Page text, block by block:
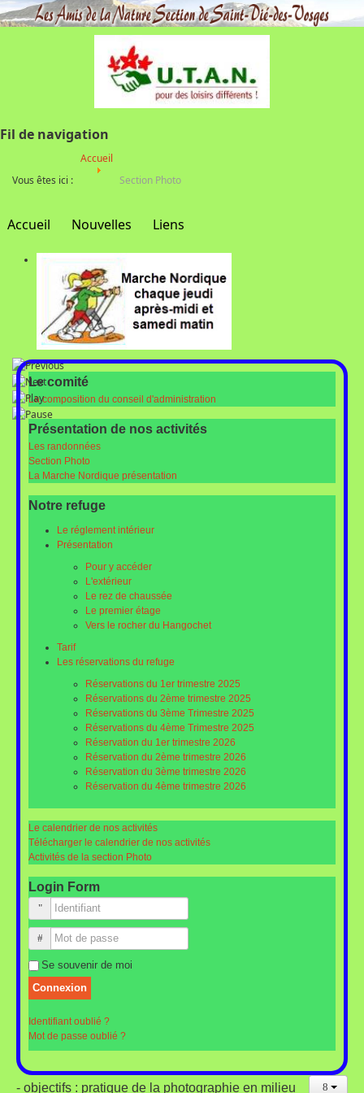
Fil de navigation
Vous êtes ici :
Accueil
Section Photo
Accueil Nouvelles Liens
Le comité
La composition du conseil d'administration
Présentation de nos activités
Les randonnées
Section Photo
La Marche Nordique présentation
Notre refuge
Le réglement intérieur
Présentation
Pour y accéder
L'extérieur
Le rez de chaussée
Le premier étage
Vers le rocher du Hangochet
Tarif
Les réservations du refuge
Réservations du 1er trimestre 2025
Réservations du 2ème trimestre 2025
Réservations du 3ème Trimestre 2025
Réservations du 4ème Trimestre 2025
Réservation du 1er trimestre 2026
Réservation du 2ème trimestre 2026
Réservation du 3ème trimestre 2026
Réservation du 4ème trimestre 2026
Le calendrier de nos activités
Télécharger le calendrier de nos activités
Activités de la section Photo
Login Form
Identifiant
Mot de passe
Se souvenir de moi
Connexion
Identifiant oublié ?
Mot de passe oublié ?
- objectifs : pratique de la photographie en milieu